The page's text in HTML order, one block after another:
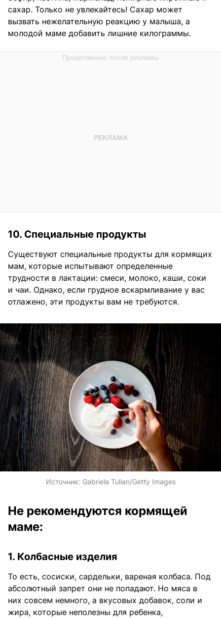
сахар. Только не увлекайтесь! Сахар может
вызвать нежелательную реакцию у малыша, а
молодой маме добавить лишние килограммы.
10. Специальные продукты
Существуют специальные продукты для кормящих
мам, которые испытывают определенные
трудности в лактации: смеси, молоко, каши, соки
и чаи. Однако, если грудное вскармливание у вас
отлажено, эти продукты вам не требуются.
Источник: Gabriela Tulian/Getty Images
Не рекомендуются кормящей
маме:
1. Колбасные изделия
То есть, сосиски, сардельки, вареная колбаса. Под
абсолютный запрет они не попадают. Но мяса в
них совсем немного, а вкусовых добавок, соли и
жира, которые неполезны для ребенка,